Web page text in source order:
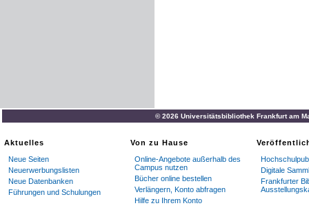
© 2026 Universitätsbibliothek Frankfurt am
Aktuelles
Neue Seiten
Neuerwerbungslisten
Neue Datenbanken
Führungen und Schulungen
Von zu Hause
Online-Angebote außerhalb des
Campus nutzen
Bücher online bestellen
Verlängern, Konto abfragen
Hilfe zu Ihrem Konto
Digitale
Frankfurter